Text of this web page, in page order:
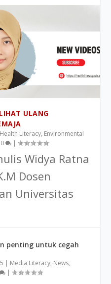
ULANG
Literacy, Environmental
0 |
Widya Ratna
Dosen
Universitas
penting untuk cegah
| Media Literacy, News,
|